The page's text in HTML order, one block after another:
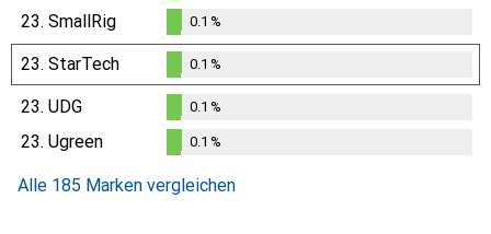
%
23. SmallRig
0.1%
0.1 %
23. StarTech
0.1%
0.1 %
23. UDG
%
0.1 %
23. Ugreen 0.1 %
Alle 185 Marken vergleichen